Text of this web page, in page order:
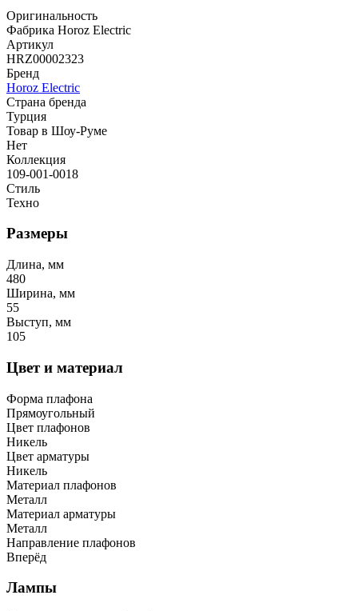
Оригинальность
Фабрика Horoz Electric
Артикул
HRZ00002323
Бренд
Horoz Electric
Страна бренда
Турция
Товар в Шоу-Руме
Нет
Коллекция
109-001-0018
Стиль
Техно
Размеры
Длина, мм
480
Ширина, мм
55
Выступ, мм
105
Цвет и материал
Форма плафона
Прямоугольный
Цвет плафонов
Никель
Цвет арматуры
Никель
Материал плафонов
Металл
Материал арматуры
Металл
Направление плафонов
Вперёд
Лампы